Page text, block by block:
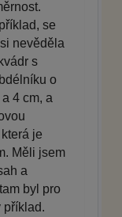
se
nevěděla
s
o
4 cm, a
je
Měli jsem
a
byl pro
příklad.